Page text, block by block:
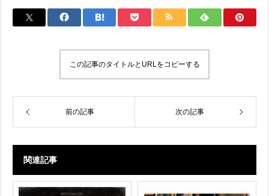
tt
er
c
e
b
k
e
p
y
Li
n
ail
この記事のタイトルとURLをコピーする
前の記事 次の記事
関連記事